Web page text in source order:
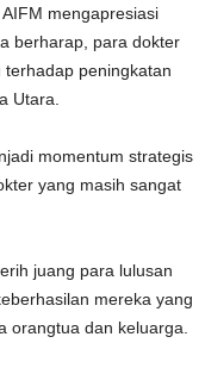
mengapresiasi
berharap, para dokter
peningkatan
Utara.
momentum strategis
yang masih sangat
juang para lulusan
mereka yang
orangtua dan keluarga.